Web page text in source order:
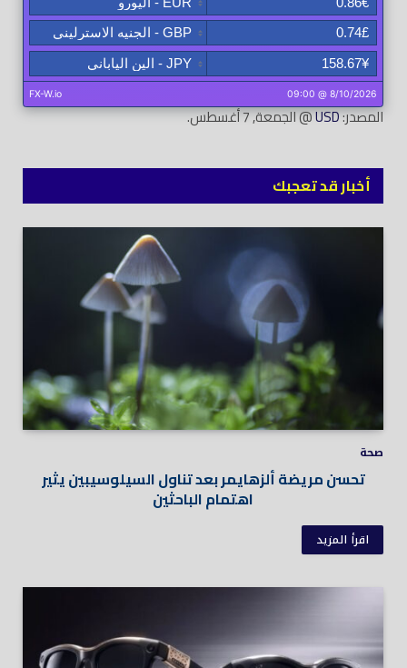
المصدر:USD@ الجمعة, 7 أغسطس.
أخبار قد تعجبك
صحة
تحسن مريضة ألزهايمر بعد تناول السيلوسيبين يثير
اهتمام الباحثين
اقرأ المزيد